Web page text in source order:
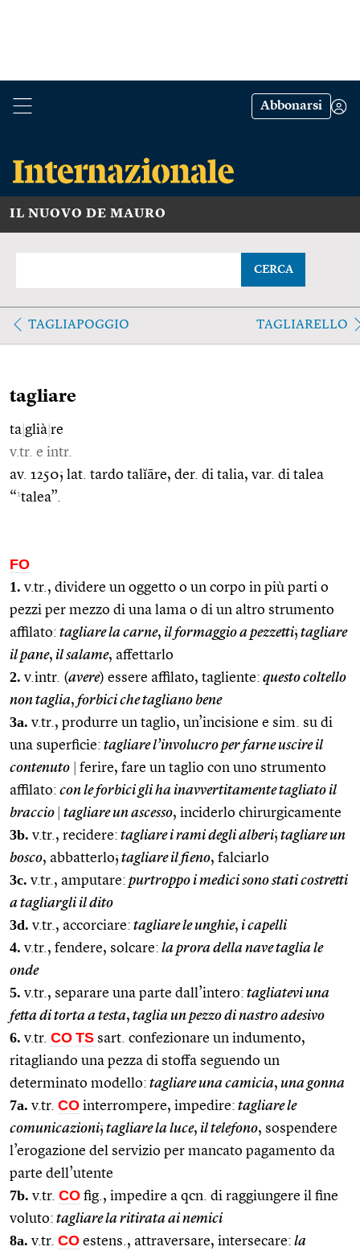
Abbonarsi
IL NUOVO DE MAURO
CERCA
TAGLIAPOGGIO TAGLIARELLO
tagliare
ta glià re
v.tr. e intr.
av. 1250; lat. tardo talĭāre, der. di talia, var. di talea
“1talea”.
FO
1. v.tr., dividere un oggetto o un corpo in più parti o
pezzi per mezzo di una lama o di un altro strumento
affilato: tagliare la carne, il formaggio a pezzetti; tagliare
il pane, il salame, affettarlo
2. v.intr. (avere) essere affilato, tagliente: questo coltello
non taglia, forbici che tagliano bene
3a. v.tr., produrre un taglio, un’incisione e sim. su di
una superficie: tagliare l’involucro per farne uscire il
contenuto
ferire, fare un taglio con uno strumento
affilato: con le forbici gli ha inavvertitamente tagliato il
braccio
tagliare un ascesso, inciderlo chirurgicamente
3b. v.tr., recidere: tagliare i rami degli alberi; tagliare un
bosco, abbatterlo; tagliare il fieno, falciarlo
3c. v.tr., amputare: purtroppo i medici sono stati costretti
a tagliargli il dito
3d. v.tr., accorciare: tagliare le unghie, i capelli
4. v.tr., fendere, solcare: la prora della nave taglia le
onde
5. v.tr., separare una parte dall’intero: tagliatevi una
fetta di torta a testa, taglia un pezzo di nastro adesivo
6. v.tr. CO TS sart. confezionare un indumento,
ritagliando una pezza di stoffa seguendo un
determinato modello: tagliare una camicia, una gonna
7a. v.tr. CO interrompere, impedire: tagliare le
comunicazioni; tagliare la luce, il telefono, sospendere
l’erogazione del servizio per mancato pagamento da
parte dell’utente
7b. v.tr. CO fig., impedire a qcn. di raggiungere il fine
voluto: tagliare la ritirata ai nemici
8a. v.tr. CO estens., attraversare, intersecare: la